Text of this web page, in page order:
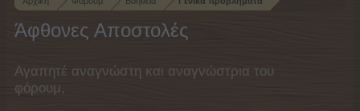
Άφθονες Αποστολές
Αγαπητέ αναγνώστη και αναγνώστρια του
φόρουμ,